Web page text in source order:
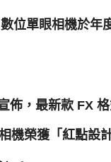
位單眼相機於年
佈，最新款 FX
機榮獲「紅點設